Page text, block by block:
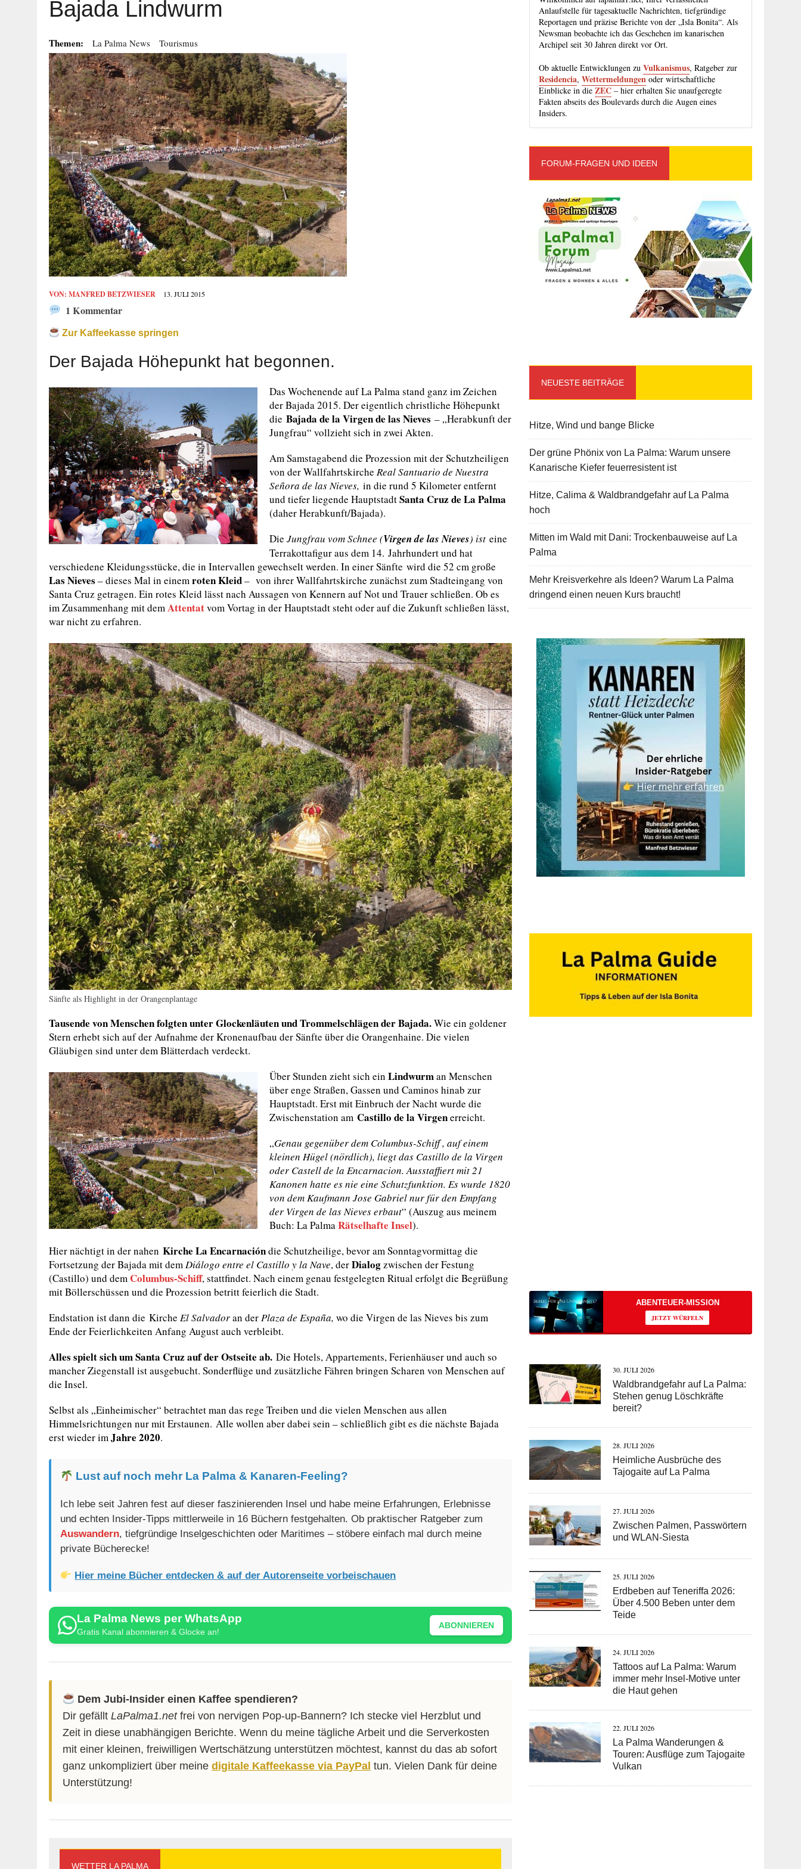
Bajada Lindwurm
Themen: La Palma News Tourismus
VON: MANFRED BETZWIESER 13. JULI 2015
1 Kommentar
Zur Kaffeekasse springen
Der Bajada Höhepunkt hat begonnen.
Das Wochenende auf La Palma stand ganz im Zeichen
der Bajada 2015. Der eigentlich christliche Höhepunkt
die Bajada de la Virgen de las Nieves – „Herabkunft der
Jungfrau“ vollzieht sich in zwei Akten.
Am Samstagabend die Prozession mit der Schutzheiligen
von der Wallfahrtskirche Real Santuario de Nuestra
Señora de las Nieves, in die rund 5 Kilometer entfernt
und tiefer liegende HauptstadtSanta Cruz de La Palma
(daher Herabkunft/Bajada).
Die Jungfrau vom Schnee (Virgen de las Nieves) ist eine
Terrakottafigur aus dem 14. Jahrhundert und hat
verschiedene Kleidungsstücke, die in Intervallen gewechselt werden. In einer Sänfte wird die 52 cm große
Las Nieves – dieses Mal in einemroten Kleid– von ihrer Wallfahrtskirche zunächst zum Stadteingang von
Santa Cruz getragen. Ein rotes Kleid lässt nach Aussagen von Kennern auf Not und Trauer schließen. Ob es
im Zusammenhang mit demAttentatvom Vortag in der Hauptstadt steht oder auf die Zukunft schließen lässt,
war nicht zu erfahren.
Sänfte als Highlight in der Orangenplantage
Tausende von Menschen folgten unter Glockenläuten und Trommelschlägen der Bajada.Wie ein goldener
Stern erhebt sich auf der Aufnahme der Kronenaufbau der Sänfte über die Orangenhaine. Die vielen
Gläubigen sind unter dem Blätterdach verdeckt.
Über Stunden zieht sich ein Lindwurman Menschen
über enge Straßen, Gassen und Caminos hinab zur
Hauptstadt. Erst mit Einbruch der Nacht wurde die
Zwischenstation am Castillo de la Virgenerreicht.
„Genau gegenüber dem Columbus-Schiff , auf einem
kleinen Hügel (nördlich), liegt das Castillo de la Virgen
oder Castell de la Encarnacion. Ausstaffiert mit 21
Kanonen hatte es nie eine Schutzfunktion. Es wurde 1820
von dem Kaufmann Jose Gabriel nur für den Empfang
der Virgen de las Nieves erbaut“ (Auszug aus meinem
Buch: La PalmaRätselhafte Insel).
Hier nächtigt in der nahen Kirche La Encarnacióndie Schutzheilige, bevor am Sonntagvormittag die
Fortsetzung der Bajada mit demDiálogo entre el Castillo y la Nave, derDialogzwischen der Festung
(Castillo) und dem Columbus-Schiff, stattfindet. Nach einem genau festgelegten Ritual erfolgt die Begrüßung
mit Böllerschüssen und die Prozession betritt feierlich die Stadt.
Endstation ist dann die Kirche El Salvadoran derPlaza de España, wo die Virgen de las Nieves bis zum
Ende der Feierlichkeiten Anfang August auch verbleibt.
Alles spielt sich um Santa Cruz auf der Ostseite ab. Die Hotels, Appartements, Ferienhäuser und auch so
mancher Ziegenstall ist ausgebucht. Sonderflüge und zusätzliche Fähren bringen Scharen von Menschen auf
die Insel.
Selbst als „Einheimischer“ betrachtet man das rege Treiben und die vielen Menschen aus allen
Himmelsrichtungen nur mit Erstaunen. Alle wollen aber dabei sein – schließlich gibt es die nächste Bajada
erst wieder imJahre 2020.
Lust auf noch mehr La Palma & Kanaren-Feeling?
Ich lebe seit Jahren fest auf dieser faszinierenden Insel und habe meine Erfahrungen, Erlebnisse
und echten Insider-Tipps mittlerweile in 16 Büchern festgehalten. Ob praktischer Ratgeber zum
Auswandern, tiefgründige Inselgeschichten oder Maritimes – stöbere einfach mal durch meine
private Bücherecke!
Hier meine Bücher entdecken & auf der Autorenseite vorbeischauen
La Palma News per WhatsApp
Gratis Kanal abonnieren & Glocke an!
ABONNIEREN
Dem Jubi-Insider einen Kaffee spendieren?
Dir gefällt LaPalma1.netfrei von nervigen Pop-up-Bannern? Ich stecke viel Herzblut und
Zeit in diese unabhängigen Berichte. Wenn du meine tägliche Arbeit und die Serverkosten
mit einer kleinen, freiwilligen Wertschätzung unterstützen möchtest, kannst du das ab sofort
ganz unkompliziert über meine digitale Kaffeekasse via PayPal tun. Vielen Dank für deine
Unterstützung!
WETTER LA PALMA
Anlaufstelle für tagesaktuelle Nachrichten, tiefgründige
Reportagen und präzise Berichte von der „Isla Bonita“. Als
Newsman beobachte ich das Geschehen im kanarischen
Archipel seit 30 Jahren direkt vor Ort.
Ob aktuelle Entwicklungen zuVulkanismus, Ratgeber zur
Residencia,Wettermeldungen oder wirtschaftliche
Einblicke in dieZEC – hier erhalten Sie unaufgeregte
Fakten abseits des Boulevards durch die Augen eines
Insiders.
FORUM-FRAGEN UND IDEEN
NEUESTE BEITRÄGE
Hitze, Wind und bange Blicke
Der grüne Phönix von La Palma: Warum unsere
Kanarische Kiefer feuerresistent ist
Hitze, Calima & Waldbrandgefahr auf La Palma
hoch
Mitten im Wald mit Dani: Trockenbauweise auf La
Palma
Mehr Kreisverkehre als Ideen? Warum La Palma
dringend einen neuen Kurs braucht!
ABENTEUER-MISSION
JETZT WÜRFELN
30. JULI 2026
Waldbrandgefahr auf La Palma:
Stehen genug Löschkräfte
bereit?
28. JULI 2026
Heimliche Ausbrüche des
Tajogaite auf La Palma
27. JULI 2026
Zwischen Palmen, Passwörtern
und WLAN-Siesta
25. JULI 2026
Erdbeben auf Teneriffa 2026:
Über 4.500 Beben unter dem
Teide
24. JULI 2026
Tattoos auf La Palma: Warum
immer mehr Insel-Motive unter
die Haut gehen
22. JULI 2026
La Palma Wanderungen &
Touren: Ausflüge zum Tajogaite
Vulkan